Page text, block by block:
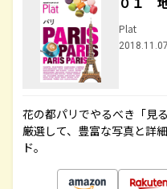
Plat
花の都パリでやるべき「見
厳選して、豊富な写真と詳
ド。